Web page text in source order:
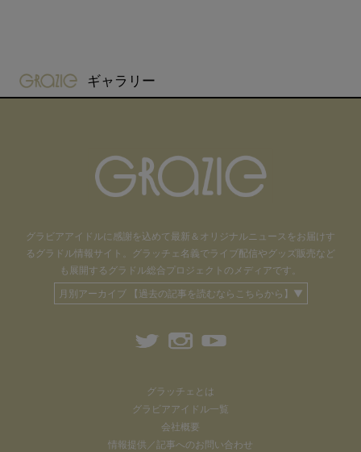
gravure-grazie
ギャラリー
グラビアアイドルに感謝を込めて 最新＆オリジナルニュースをお届けす
るグラドル情報サイト。
グラッチェ名義でライブ配信や グッズ販売など
も 展開するグラドル総合プロジェクトのメディアです。
月別アーカイブ 【過去の記事を読むならこちらから】▼
グラッチェとは
グラビアアイドル一覧
会社概要
情報提供／記事へのお問い合わせ